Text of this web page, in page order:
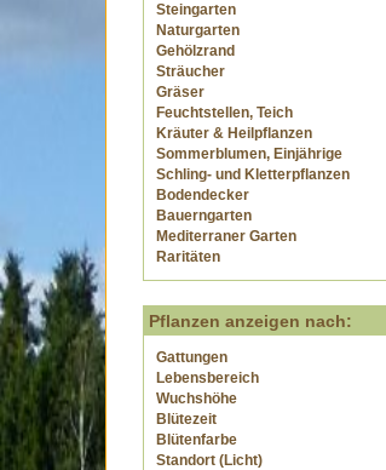
Steingarten
Naturgarten
Gehölzrand
Sträucher
Gräser
Feuchtstellen, Teich
Kräuter & Heilpflanzen
Sommerblumen, Einjährige
Schling- und Kletterpflanzen
Bodendecker
Bauerngarten
Mediterraner Garten
Raritäten
Pflanzen anzeigen nach:
Gattungen
Lebensbereich
Wuchshöhe
Blütezeit
Blütenfarbe
Standort (Licht)